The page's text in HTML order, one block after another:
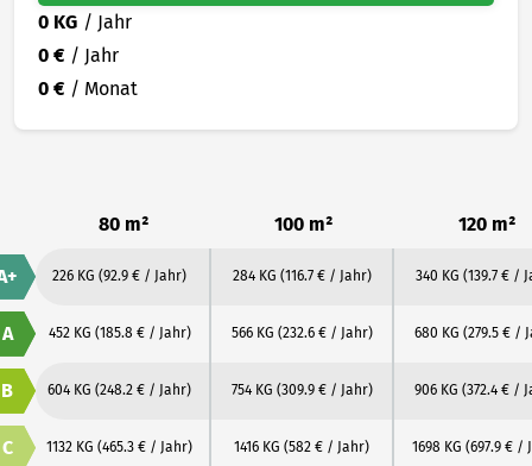
0 KG / Jahr
0 € / Jahr
0 € / Monat
80 m² 100 m² 120 m²
226 KG (92.9 € / Jahr) 284 KG (116.7 € / Jahr) 340 KG (139.7 € /
A 452 KG (185.8 € / Jahr) 566 KG (232.6 € / Jahr) 680 KG (279.5 € /
B 604 KG (248.2 € / Jahr) 754 KG (309.9 € / Jahr) 906 KG (372.4 € /
C 1132 KG (465.3 € / Jahr) 1416 KG (582 € / Jahr) 1698 KG (697.9 € /